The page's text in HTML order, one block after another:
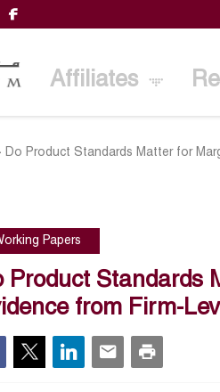
Affiliates
Do Product Standards Matter for
Papers
Product Standards
from Firm-